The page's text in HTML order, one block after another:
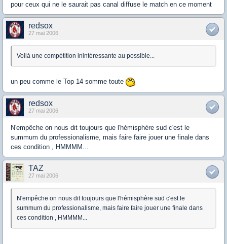
pour ceux qui ne le saurait pas canal diffuse le match en ce moment
redsox
27 mai 2006
Voilà une compétition inintéressante au possible...
un peu comme le Top 14 somme toute
redsox
27 mai 2006
N'empêche on nous dit toujours que l'hémisphère sud c'est le
summum du professionalisme, mais faire faire jouer une finale dans
ces condition , HMMMM...
TAZ
27 mai 2006
N'empêche on nous dit toujours que l'hémisphère sud c'est le
summum du professionalisme, mais faire faire jouer une finale dans
ces condition , HMMMM...